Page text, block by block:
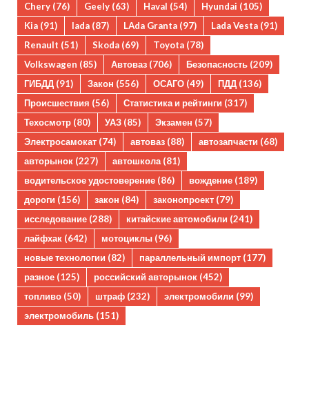
Chery (76) Geely (63) Haval (54) Hyundai (105)
Kia (91) lada (87) LAda Granta (97) Lada Vesta (91)
Renault (51) Skoda (69) Toyota (78)
Volkswagen (85) Автоваз (706) Безопасность (209)
ГИБДД (91) Закон (556) ОСАГО (49) ПДД (136)
Происшествия (56) Статистика и рейтинги (317)
Техосмотр (80) УАЗ (85) Экзамен (57)
Электросамокат (74) автоваз (88) автозапчасти (68)
авторынок (227) автошкола(81)
водительское удостоверение (86) вождение (189)
дороги (156) закон (84) законопроект (79)
исследование (288) китайские автомобили (241)
лайфхак (642) мотоциклы (96)
новые технологии (82) параллельный импорт (177)
разное (125) российский авторынок (452)
топливо (50) штраф (232) электромобили (99)
электромобиль (151)